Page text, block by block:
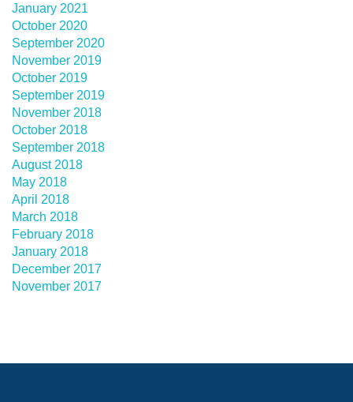
January 2021
October 2020
September 2020
November 2019
October 2019
September 2019
November 2018
October 2018
September 2018
August 2018
May 2018
April 2018
March 2018
February 2018
January 2018
December 2017
November 2017